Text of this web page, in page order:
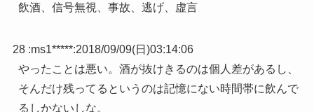
飲酒、信号無視、事故、逃げ、虚言
28 :ms1*****:2018/09/09(日)03:14:06
やったことは悪い。酒が抜けきるのは個人差があるし、
そんだけ残ってるというのは記憶にない時間帯に飲んで
るしかないしな。